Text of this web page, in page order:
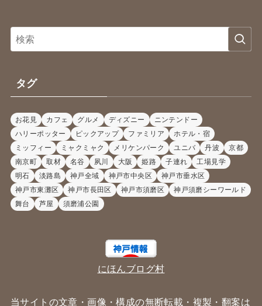
タグ
お花見 カフェ グルメ ディズニー
ニンテンドー
ハリーポッター
ピックアップ ファミリア
ホテル・宿
ミッフィー
ミャクミャク メリケンパーク ユニバ 丹波
京都
南京町
取材 名谷 夙川 大阪 姫路 子連れ
工場見学
明石
淡路島 神戸全域 神戸市中央区
神戸市垂水区
神戸市東灘区
神戸市長田区 神戸市須磨区
神戸須磨シーワールド
舞台
芦屋 須磨浦公園
にほんブログ村
当サイトの文章・画像・構成の無断転載・複製・翻案は